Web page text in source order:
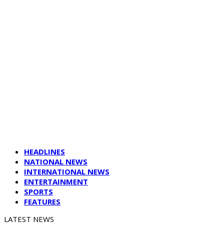
HEADLINES
NATIONAL NEWS
INTERNATIONAL NEWS
ENTERTAINMENT
SPORTS
FEATURES
LATEST NEWS